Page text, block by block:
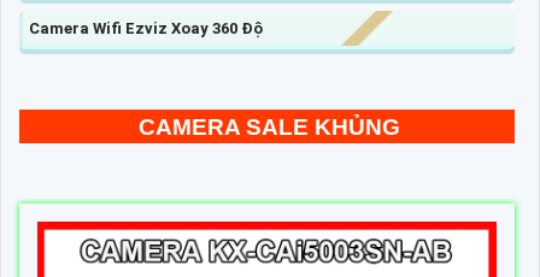
Camera Wifi Ezviz Xoay 360 Độ
CAMERA SALE KHỦNG